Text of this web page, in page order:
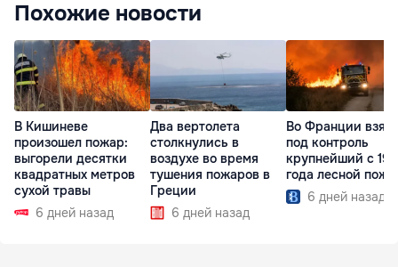
Похожие новости
В Кишиневе
произошел пожар:
выгорели десятки
квадратных метров
сухой травы
6 дней назад
Два вертолета
столкнулись в
воздухе во время
тушения пожаров в
Греции
6 дней назад
Во Франции
под контроль
крупнейший с
года лесной
6 дней назад